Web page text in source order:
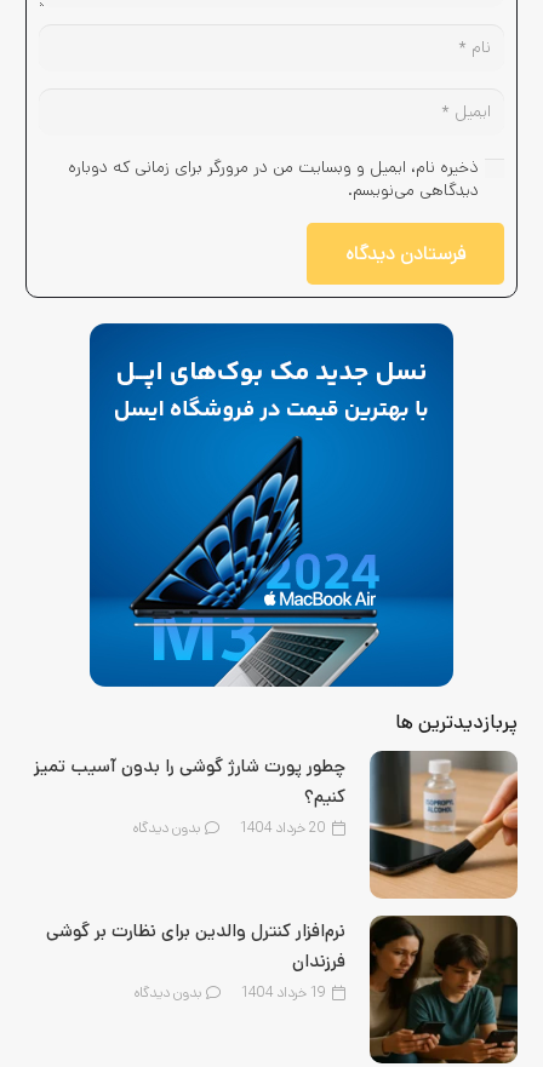
ذخیره نام، ایمیل و وبسایت من در مرورگر برای زمانی که دوباره
دیدگاهی می‌نویسم.
فرستادن دیدگاه
پربازدیدترین ها
چطور پورت شارژ گوشی را بدون آسیب تمیز
کنیم؟
20 خرداد 1404 بدون دیدگاه
نرم‌افزار کنترل والدین برای نظارت بر گوشی
فرزندان
19 خرداد 1404 بدون دیدگاه